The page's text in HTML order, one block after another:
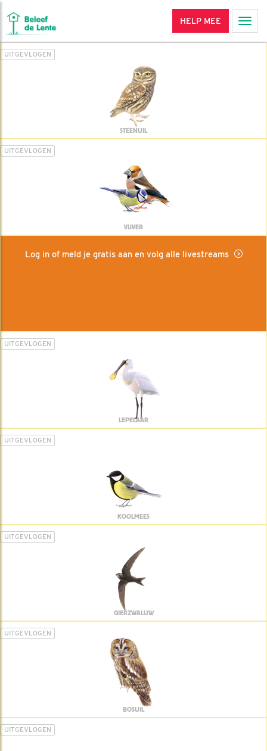
HELP MEE
UITGEVLOGEN
STEENUIL
UITGEVLOGEN
VIJVER
Log in of meld je gratis aan en volg alle livestreams
UITGEVLOGEN
LEPELAAR
UITGEVLOGEN
KOOLMEES
UITGEVLOGEN
GIERZWALUW
UITGEVLOGEN
BOSUIL
UITGEVLOGEN